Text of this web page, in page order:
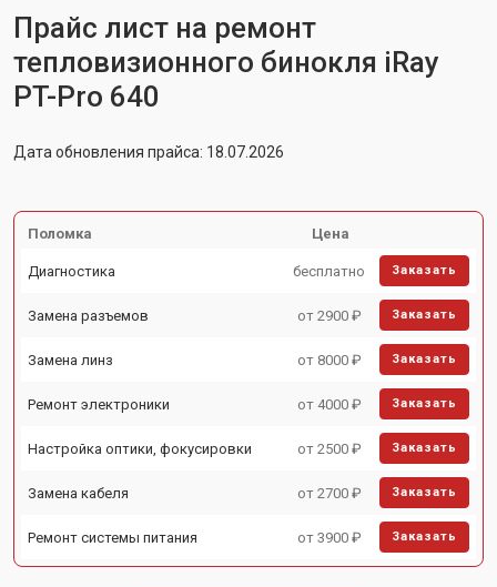
Прайс лист на ремонт
тепловизионного бинокля iRay
PT-Pro 640
Дата обновления прайса: 18.07.2026
Поломка Цена
Диагностика бесплатно Заказать
Замена разъемов от 2900 ₽ Заказать
Замена линз от 8000 ₽ Заказать
Ремонт электроники от 4000 ₽ Заказать
Настройка оптики, фокусировки от 2500 ₽ Заказать
Замена кабеля от 2700 ₽ Заказать
Ремонт системы питания от 3900 ₽ Заказать